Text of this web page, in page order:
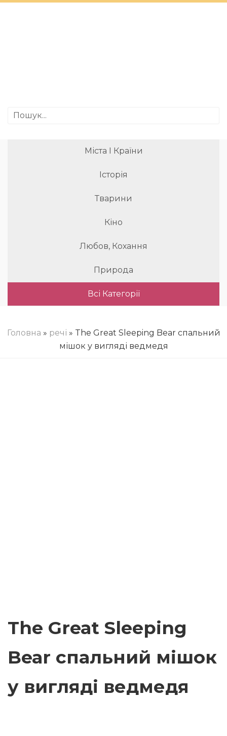
Міста І Країни
Історія
Тварини
Кіно
Любов, Кохання
Природа
Всі Категорії
Головна » речі » The Great Sleeping Bear спальний
мішок у вигляді ведмедя
The Great Sleeping
Bear спальний мішок
у вигляді ведмедя